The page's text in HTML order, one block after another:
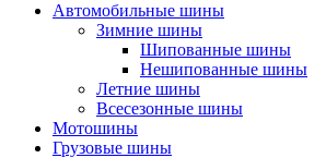
Автомобильные шины
Зимние шины
Шипованные шины
Нешипованные шины
Летние шины
Всесезонные шины
Мотошины
Грузовые шины